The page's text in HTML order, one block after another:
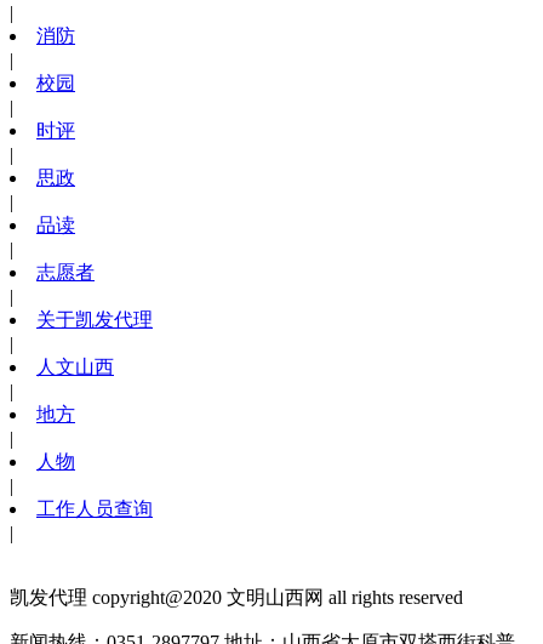
|
消防
|
校园
|
时评
|
思政
|
品读
|
志愿者
|
关于凯发代理
|
人文山西
|
地方
|
人物
|
工作人员查询
|
凯发代理 copyright@2020 文明山西网 all rights reserved